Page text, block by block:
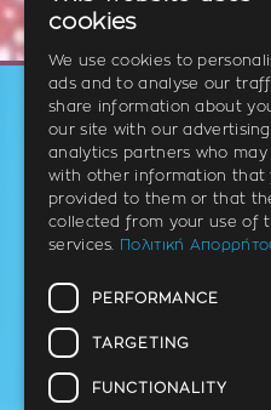
Dentist
Terms of use of
cookies
We use cookies to
ads and to analyse our
share information about
our site with our
analytics partners who
with other information that
provided to them or that
collected from your use of
services.
Πολιτική
PERFORMANCE
TARGETING
FUNCTIONALITY